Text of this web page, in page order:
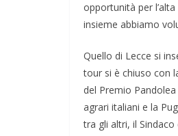
opportunità per
insieme abbiamo
Quello di Lecce si
tour si è chiuso con
del Premio
agrari italiani e la
tra gli altri, il